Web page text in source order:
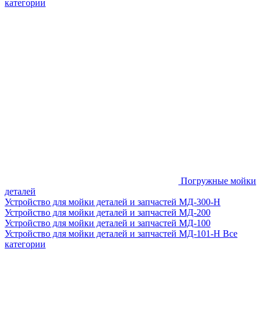
категории
Погружные мойки
деталей
Устройство для мойки деталей и запчастей МД-300-H
Устройство для мойки деталей и запчастей МД-200
Устройство для мойки деталей и запчастей МД-100
Устройство для мойки деталей и запчастей МД-101-Н Все
категории